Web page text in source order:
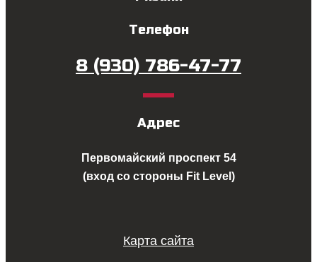
Телефон
8 (930) 786-47-77
Адрес
Первомайский проспект 54
(вход со стороны Fit Level)
Карта сайта